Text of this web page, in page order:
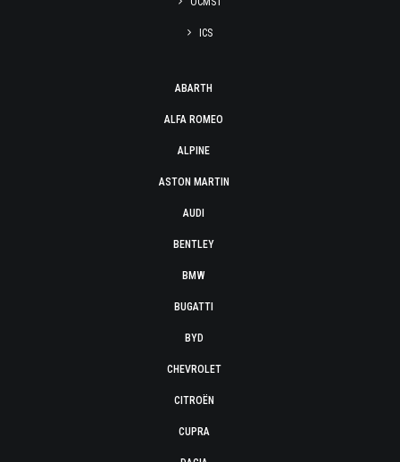
ICS
ABARTH
ALFA ROMEO
ALPINE
ASTON MARTIN
AUDI
BENTLEY
BMW
BUGATTI
BYD
CHEVROLET
CITROËN
CUPRA